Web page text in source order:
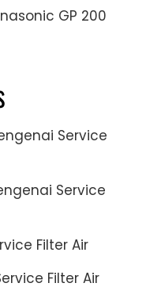
GP 200
Service
Service
Filter Air
Filter Air